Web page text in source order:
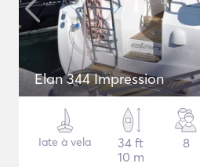
Elan 344 Impression
Iate à vela
34 ft
10 m
8